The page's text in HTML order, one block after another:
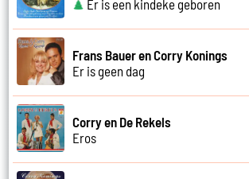
Er is een kindeke geboren
Frans Bauer en Corry Konings
Er is geen dag
Corry en De Rekels
Eros